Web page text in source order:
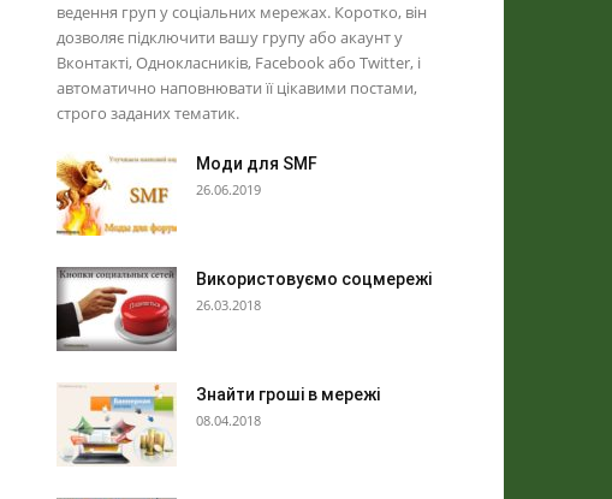
ведення груп у соціальних мережах. Коротко, він
дозволяє підключити вашу групу або акаунт у
Вконтакті, Однокласників, Facebook або Twitter, і
автоматично наповнювати її цікавими постами,
строго заданих тематик.
Моди для SMF
26.06.2019
Використовуємо соцмережі
26.03.2018
Знайти гроші в мережі
08.04.2018